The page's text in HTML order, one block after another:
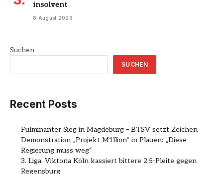
insolvent
8 August 2026
Suchen
SUCHEN
Recent Posts
Fulminanter Sieg in Magdeburg – BTSV setzt Zeichen
Demonstration „Projekt M1llion“ in Plauen: „Diese
Regierung muss weg“
3. Liga: Viktoria Köln kassiert bittere 2:5-Pleite gegen
Regensburg